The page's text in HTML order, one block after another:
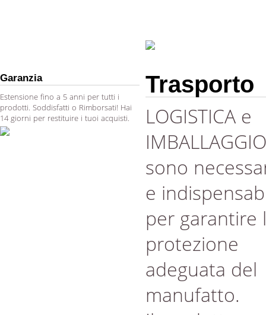
Garanzia
Estensione fino a 5 anni per tutti i
prodotti. Soddisfatti o Rimborsati! Hai
14 giorni per restituire i tuoi acquisti.
Trasporto
LOGISTICA e
IMBALLAGGIO
sono
e
per garantire
protezione
adeguata del
manufatto.